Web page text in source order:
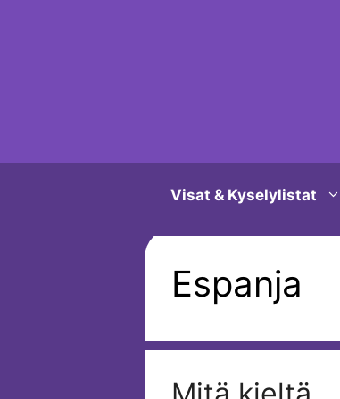
Visat & Kyselylistat
Espanja